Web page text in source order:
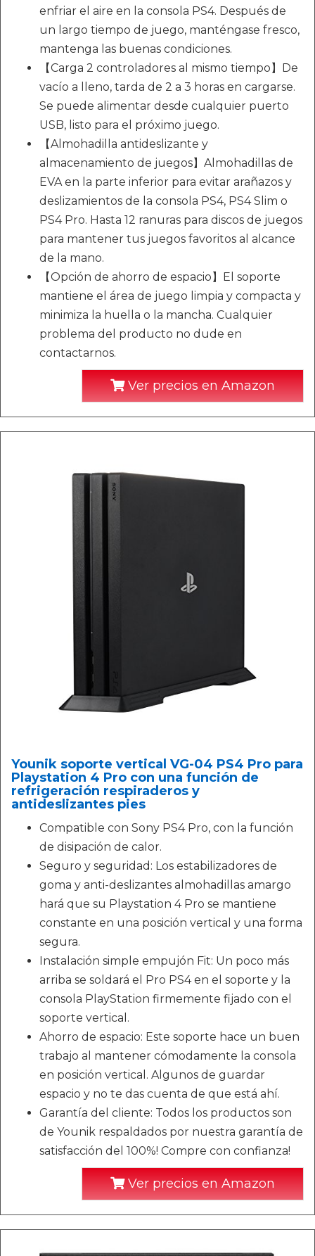
enfriar el aire en la consola PS4. Después de
un largo tiempo de juego, manténgase fresco,
mantenga las buenas condiciones.
【Carga 2 controladores al mismo tiempo】De
vacío a lleno, tarda de 2 a 3 horas en cargarse.
Se puede alimentar desde cualquier puerto
USB, listo para el próximo juego.
【Almohadilla antideslizante y
almacenamiento de juegos】Almohadillas de
EVA en la parte inferior para evitar arañazos y
deslizamientos de la consola PS4, PS4 Slim o
PS4 Pro. Hasta 12 ranuras para discos de juegos
para mantener tus juegos favoritos al alcance
de la mano.
【Opción de ahorro de espacio】El soporte
mantiene el área de juego limpia y compacta y
minimiza la huella o la mancha. Cualquier
problema del producto no dude en
contactarnos.
Ver precios en Amazon
Younik soporte vertical VG-04 PS4 Pro para
Playstation 4 Pro con una función de
refrigeración respiraderos y
antideslizantes pies
Compatible con Sony PS4 Pro, con la función
de disipación de calor.
Seguro y seguridad: Los estabilizadores de
goma y anti-deslizantes almohadillas amargo
hará que su Playstation 4 Pro se mantiene
constante en una posición vertical y una forma
segura.
Instalación simple empujón Fit: Un poco más
arriba se soldará el Pro PS4 en el soporte y la
consola PlayStation firmemente fijado con el
soporte vertical.
Ahorro de espacio: Este soporte hace un buen
trabajo al mantener cómodamente la consola
en posición vertical. Algunos de guardar
espacio y no te das cuenta de que está ahí.
Garantía del cliente: Todos los productos son
de Younik respaldados por nuestra garantía de
satisfacción del 100%! Compre con confianza!
Ver precios en Amazon